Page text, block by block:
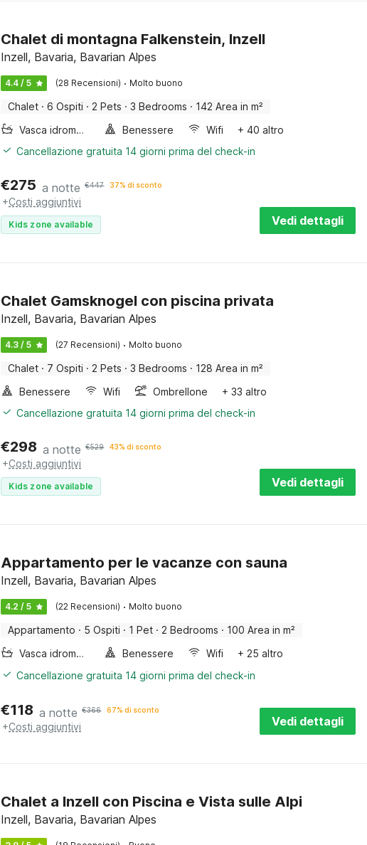
Chalet di montagna Falkenstein, Inzell
Inzell, Bavaria, Bavarian Alpes
4.4 / 5 (28 Recensioni) · Molto buono
Chalet · 6 Ospiti · 2 Pets · 3 Bedrooms · 142 Area in m²
Vasca idromassaggio
Benessere Wifi
+ 40 altro
Cancellazione gratuita 14 giorni prima del check-in
€275 a notte €447 37% di sconto
+Costi aggiuntivi
Kids zone available Vedi dettagli
Chalet Gamsknogel con piscina privata
Inzell, Bavaria, Bavarian Alpes
4.3 / 5 (27 Recensioni) · Molto buono
Chalet · 7 Ospiti · 2 Pets · 3 Bedrooms · 128 Area in m²
Benessere
Wifi Ombrellone
+ 33 altro
Cancellazione gratuita 14 giorni prima del check-in
€298 a notte €529 43% di sconto
+Costi aggiuntivi
Kids zone available Vedi dettagli
Appartamento per le vacanze con sauna
Inzell, Bavaria, Bavarian Alpes
4.2 / 5 (22 Recensioni) · Molto buono
Appartamento · 5 Ospiti · 1 Pet · 2 Bedrooms · 100 Area in m²
Vasca idromassaggio
Benessere Wifi
+ 25 altro
Cancellazione gratuita 14 giorni prima del check-in
€118 a notte €366 67% di sconto
+Costi aggiuntivi Vedi dettagli
Chalet a Inzell con Piscina e Vista sulle Alpi
Inzell, Bavaria, Bavarian Alpes